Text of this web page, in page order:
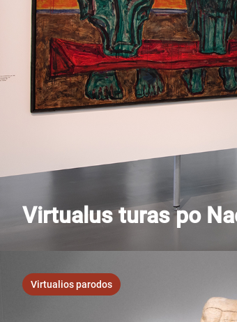
Virtualus turas po
Virtualios parodos